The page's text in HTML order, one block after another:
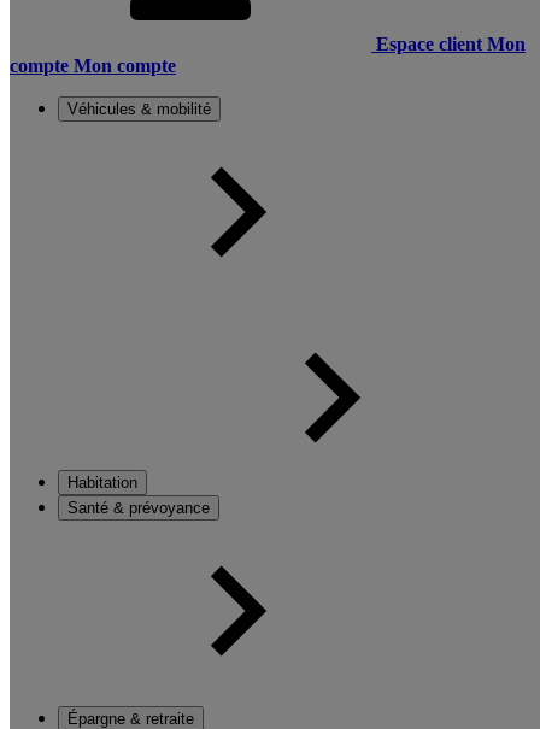
Espace client Mon
compte Mon compte
Véhicules & mobilité
Habitation
Santé & prévoyance
Épargne & retraite